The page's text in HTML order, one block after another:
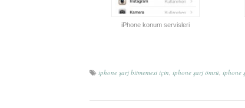
iPhone konum servisleri
iphone şarj bitmemesi için, iphone şarj ömrü, iphone